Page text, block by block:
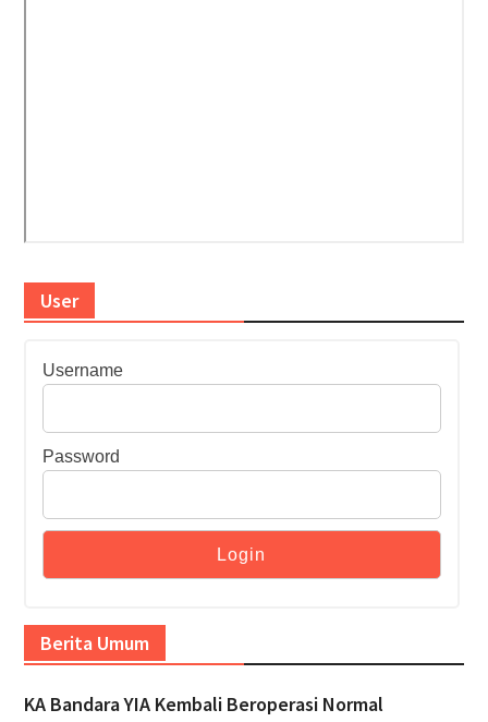
User
Username
Password
Berita Umum
KA Bandara YIA Kembali Beroperasi Normal